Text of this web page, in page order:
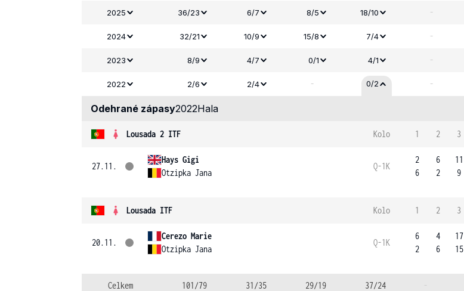
2025 36/23 6/7 8/5 18/10 -
2024 32/21 10/9 15/8 7/4 -
2023 8/9 4/7 0/1 4/1 -
2022 2/6 2/4 - 0/2 -
Odehrané zápasy2022Hala
Lousada 2 ITF Kolo 1 2 3
27.11.
Hays Gigi
Otzipka Jana
Q-1K
2
6
6
2
11
9
Lousada ITF Kolo 1 2 3
20.11.
Cerezo Marie
Otzipka Jana
Q-1K
6
2
4
6
17
15
Celkem 101/79 31/35 29/19 37/24 -